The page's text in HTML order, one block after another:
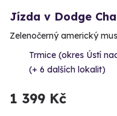
Jízda v Dodge
Zelenočerný americký
Trmice (okres Ústí
(+ 6 dalších lokalit)
1 399 Kč